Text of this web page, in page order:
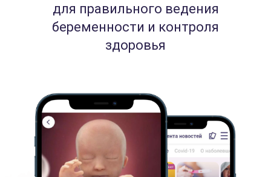
для правильного ведения
беременности и контроля
здоровья